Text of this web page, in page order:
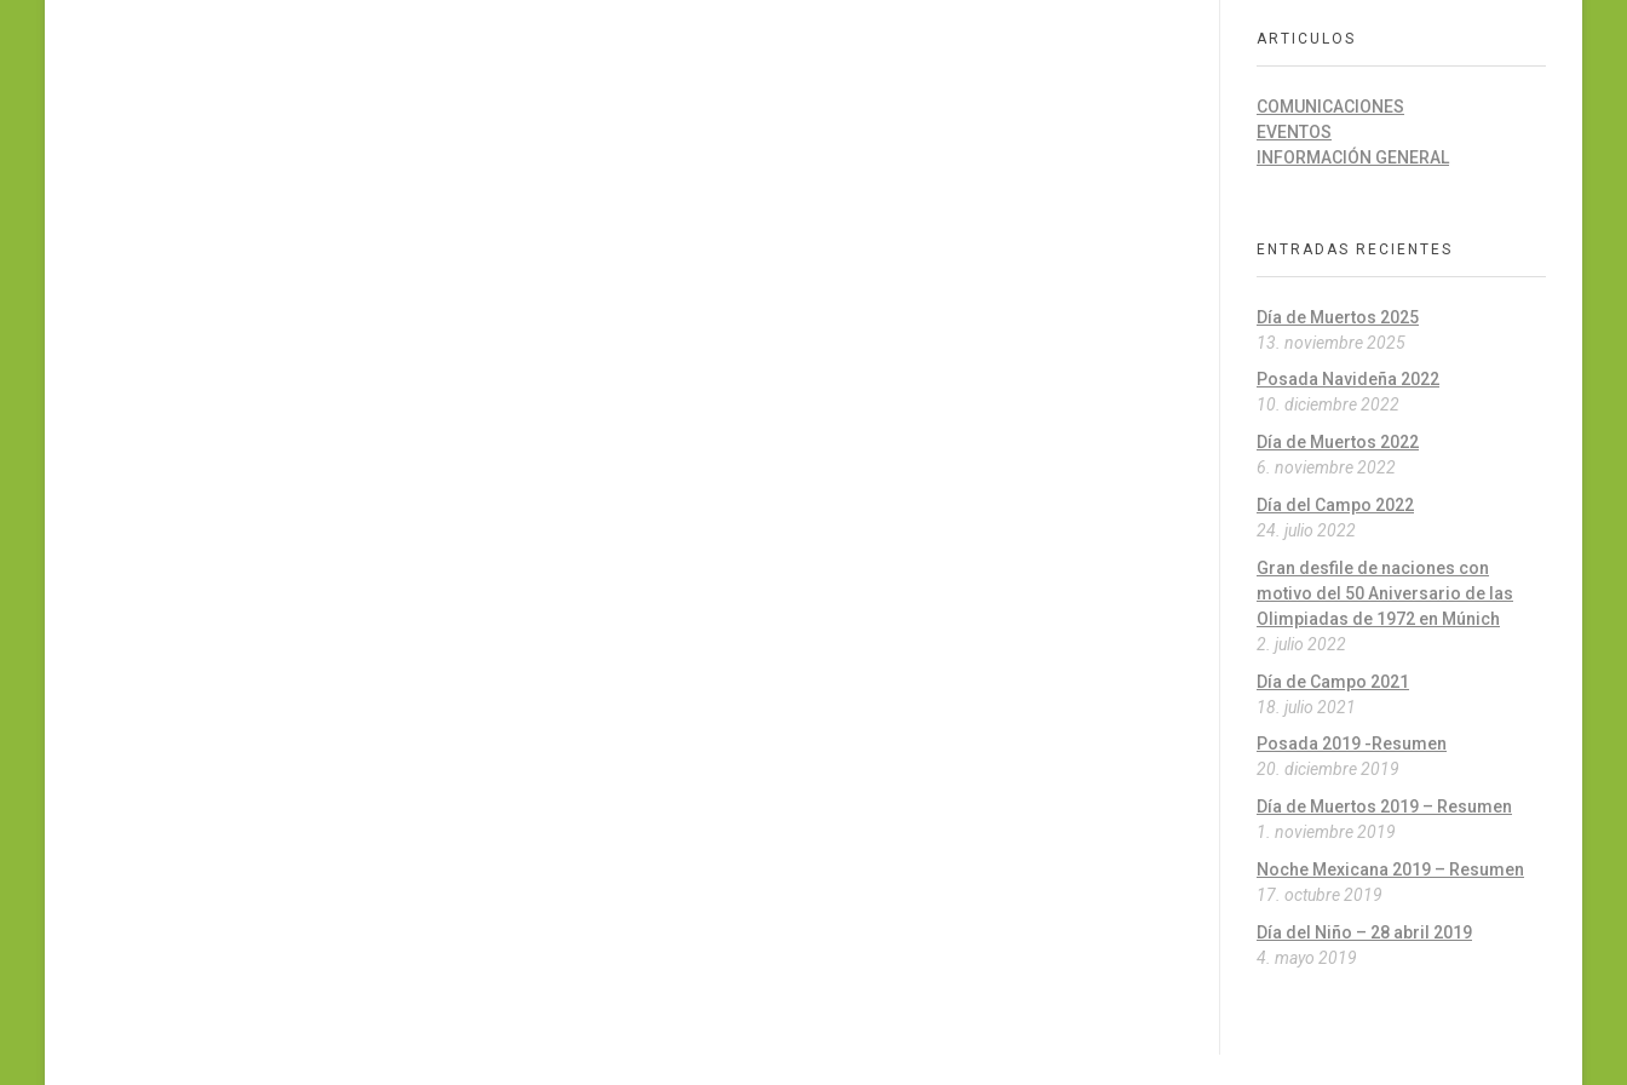
ARTICULOS
COMUNICACIONES
EVENTOS
INFORMACIÓN GENERAL
ENTRADAS RECIENTES
Día de Muertos 2025
13. noviembre 2025
Posada Navideña 2022
10. diciembre 2022
Día de Muertos 2022
6. noviembre 2022
Día del Campo 2022
24. julio 2022
Gran desfile de naciones con
motivo del 50 Aniversario de las
Olimpiadas de 1972 en Múnich
2. julio 2022
Día de Campo 2021
18. julio 2021
Posada 2019 -Resumen
20. diciembre 2019
Día de Muertos 2019 – Resumen
1. noviembre 2019
Noche Mexicana 2019 – Resumen
17. octubre 2019
Día del Niño – 28 abril 2019
4. mayo 2019